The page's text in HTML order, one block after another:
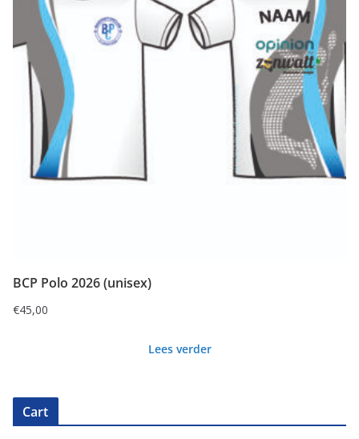
BCP Polo 2026 (unisex)
€45,00
Lees verder
Cart